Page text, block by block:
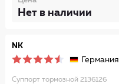
Нет в наличии
NK
Германия
Суппорт тормозной 2136126